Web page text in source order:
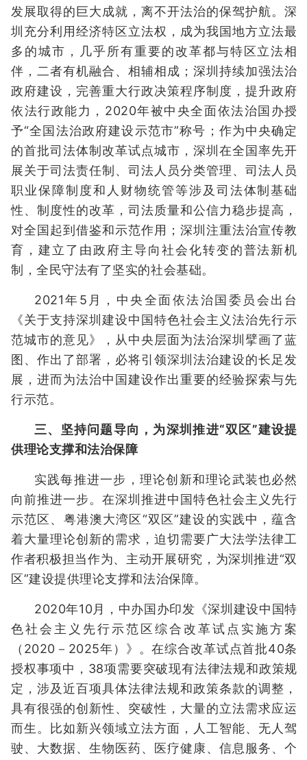
发展取得的巨大成就，离不开法治的保驾护航。深
圳充分利用经济特区立法权，成为我国地方立法最
多的城市，几乎所有重要的改革都与特区立法相
伴，二者有机融合、相辅相成；深圳持续加强法治
政府建设，完善重大行政决策程序制度，提升政府
依法行政能力，2020年被中央全面依法治国办授
予“全国法治政府建设示范市”称号；作为中央确定
的首批司法体制改革试点城市，深圳在全国率先开
展关于司法责任制、司法人员分类管理、司法人员
职业保障制度和人财物统管等涉及司法体制基础
性、制度性的改革，司法质量和公信力稳步提高，
对全国起到借鉴和示范作用；深圳注重法治宣传教
育，建立了由政府主导向社会化转变的普法新机
制，全民守法有了坚实的社会基础。
2021年5月，中央全面依法治国委员会出台
《关于支持深圳建设中国特色社会主义法治先行示
范城市的意见》，从中央层面为法治深圳擘画了蓝
图、作出了部署，必将引领深圳法治建设的长足发
展，进而为法治中国建设作出重要的经验探索与先
行示范。
三、坚持问题导向，为深圳推进“双区”建设提
供理论支撑和法治保障
实践每推进一步，理论创新和理论武装也必然
向前推进一步。在深圳推进中国特色社会主义先行
示范区、粤港澳大湾区“双区”建设的实践中，蕴含
着大量理论创新的需求，迫切需要广大法学法律工
作者积极担当作为、主动开展研究，为深圳推进“双
区”建设提供理论支撑和法治保障。
2020年10月，中办国办印发《深圳建设中国特
色社会主义先行示范区综合改革试点实施方案
（2020－2025年）》。在综合改革试点首批40条
授权事项中，38项需要突破现有法律法规和政策规
定，涉及近百项具体法律法规和政策条款的调整，
具有很强的创新性、突破性，大量的立法需求应运
而生。比如新兴领域立法方面，人工智能、无人驾
驶、大数据、生物医药、医疗健康、信息服务、个